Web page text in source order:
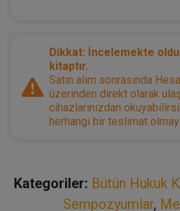
Dikkat: İncelemekte
kitaptır.
Satın alım sonrasında
üzerinden direkt olarak
cihazlarınızdan
herhangi bir teslimat
Kategoriler: Bütün Hukuk
Sempozyumlar,